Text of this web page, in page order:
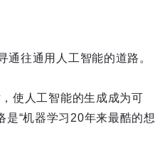
往通用人工智能的道路。
使人工智能的生成成为可
是“机器学习20年来最酷的想